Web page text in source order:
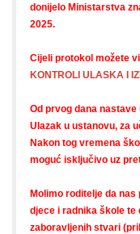
donijelo Ministarstva
2025.
Cijeli protokol možete
KONTROLI ULASKA I
Od prvog dana
Ulazak u ustanovu, za
Nakon tog vremena
moguć isključivo uz
Molimo roditelje da
djece i radnika škole te
zaboravljenih stvari